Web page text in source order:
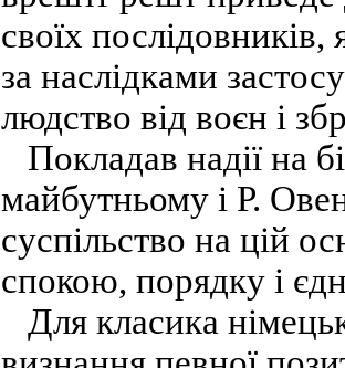
своїх
за наслідками
людство від воєн і
Покладав надії на
майбутньому і Р.
суспільство на цій
спокою, порядку і
Для класика